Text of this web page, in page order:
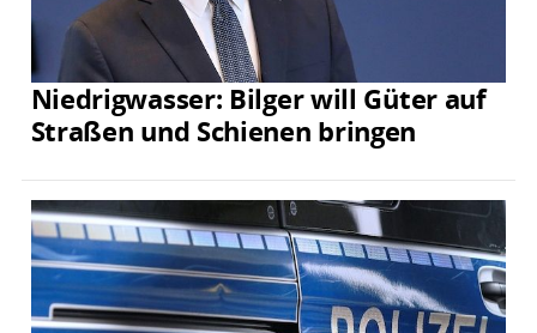
Niedrigwasser: Bilger will Güter auf
Straßen und Schienen bringen